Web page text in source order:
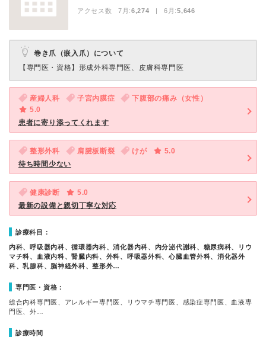
アクセス数 7月:6,274 | 6月:5,646
巻き爪（嵌入爪）について
【専門医・資格】 形成外科専門医、皮膚科専門医
産婦人科 子宮内膜症
下腹部の痛み（女性）
5.0
患者に寄り添ってくれます
整形外科 肩腱板断裂 けが
5.0
待ち時間少ない
健康診断
5.0
最新の設備と親切丁寧な対応
診療科目：
内科、呼吸器内科、循環器内科、消化器内科、内分泌代謝科、糖尿病科、リウ
マチ科、血液内科、腎臓内科、外科、呼吸器外科、心臓血管外科、消化器外
科、乳腺科、脳神経外科、整形外…
専門医・資格：
総合内科専門医、アレルギー専門医、リウマチ専門医、感染症専門医、血液専
門医、外…
診療時間